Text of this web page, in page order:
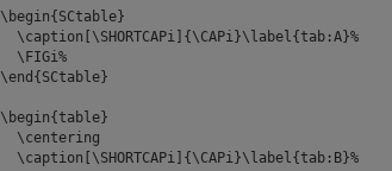
\begin{SCtable}
\caption[\SHORTCAPi]{\CAPi}\label{tab:A}%
\FIGi%
\end{SCtable}
\begin{table}
\centering
\caption[\SHORTCAPi]{\CAPi}\label{tab:B}%